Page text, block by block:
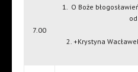
7.00
1. O Boże
2. +Krystyna